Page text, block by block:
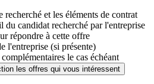
recherché et les éléments de contrat
du candidat recherché par l'entreprise
répondre à cette offre
l'entreprise (si présente)
le cas échéant
les offres qui vous intéressent